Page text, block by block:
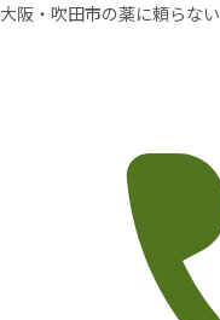
大阪・吹田市の薬に頼らな